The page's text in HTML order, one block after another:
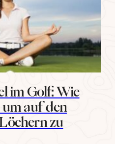
im Golf: Wie
um auf den
zu